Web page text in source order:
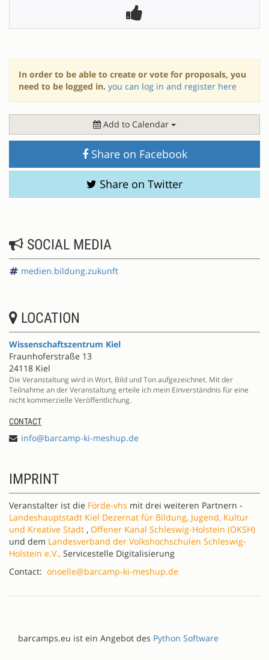
In order to be able to create or vote for proposals, you
need to be logged in. you can log in and register here
Add to Calendar
Share on Facebook
Share on Twitter
SOCIAL MEDIA
medien.bildung.zukunft
LOCATION
Wissenschaftszentrum Kiel
Fraunhoferstraße 13
24118 Kiel
Die Veranstaltung wird in Wort, Bild und Ton aufgezeichnet. Mit der
Teilnahme an der Veranstaltung erteile ich mein Einverständnis für eine
nicht kommerzielle Veröffentlichung.
CONTACT
info@barcamp-ki-meshup.de
IMPRINT
Veranstalter ist die Förde-vhs mit drei weiteren Partnern -
Landeshauptstadt Kiel Dezernat für Bildung, Jugend, Kultur
und Kreative Stadt , Offener Kanal Schleswig-Holstein (OKSH)
und dem Landesverband der Volkshochschulen Schleswig-
Holstein e.V., Servicestelle Digitalisierung
Contact: onoelle@barcamp-ki-meshup.de
barcamps.eu ist ein Angebot des Python Software